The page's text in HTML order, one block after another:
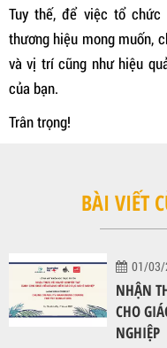
Tuy thế, để việc tổ
thương hiệu mong muốn,
và vị trí cũng như hiệu
của bạn.
Trân trọng!
BÀI VIẾT
01/03/
NHẬN
CHO
NGHIỆP